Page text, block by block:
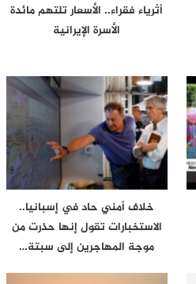
أثرياء فقراء.. الأسعار تلتهم مائدة
الأسرة الإيرانية
خلاف أمني حاد في إسبانيا..
الاستخبارات تقول إنها حذرت من
موجة المهاجرين إلى سبتة…